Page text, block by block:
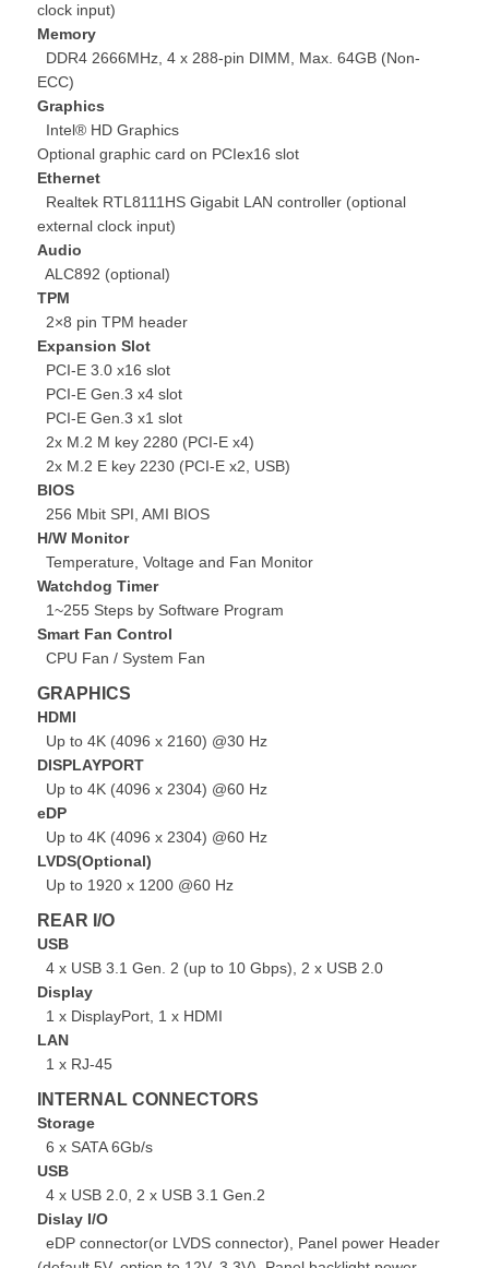
clock input)
Memory
DDR4 2666MHz, 4 x 288-pin DIMM, Max. 64GB (Non-
ECC)
Graphics
Intel® HD Graphics
Optional graphic card on PCIex16 slot
Ethernet
Realtek RTL8111HS Gigabit LAN controller (optional
external clock input)
Audio
ALC892 (optional)
TPM
2×8 pin TPM header
Expansion Slot
PCI-E 3.0 x16 slot
PCI-E Gen.3 x4 slot
PCI-E Gen.3 x1 slot
2x M.2 M key 2280 (PCI-E x4)
2x M.2 E key 2230 (PCI-E x2, USB)
BIOS
256 Mbit SPI, AMI BIOS
H/W Monitor
Temperature, Voltage and Fan Monitor
Watchdog Timer
1~255 Steps by Software Program
Smart Fan Control
CPU Fan / System Fan
GRAPHICS
HDMI
Up to 4K (4096 x 2160) @30 Hz
DISPLAYPORT
Up to 4K (4096 x 2304) @60 Hz
eDP
Up to 4K (4096 x 2304) @60 Hz
LVDS(Optional)
Up to 1920 x 1200 @60 Hz
REAR I/O
USB
4 x USB 3.1 Gen. 2 (up to 10 Gbps), 2 x USB 2.0
Display
1 x DisplayPort, 1 x HDMI
LAN
1 x RJ-45
INTERNAL CONNECTORS
Storage
6 x SATA 6Gb/s
USB
4 x USB 2.0, 2 x USB 3.1 Gen.2
Dislay I/O
eDP connector(or LVDS connector), Panel power Header